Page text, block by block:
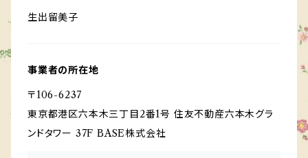
生出留美子
事業者の所在地
〒106-6237
東京都港区六本木三丁目2番1号 住友不動産六本木グラ
ンドタワー 37F BASE株式会社